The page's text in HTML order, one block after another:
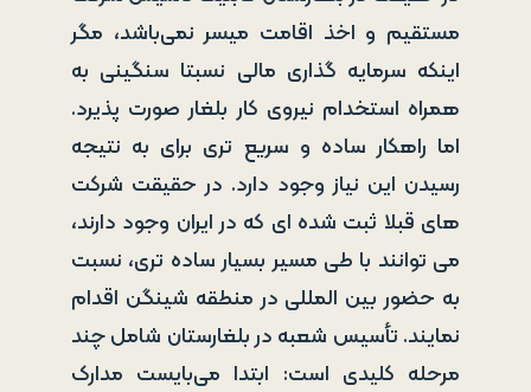
مستقیم و اخذ اقامت میسر نمی‌باشد، مگر
اینکه سرمایه گذاری مالی نسبتا سنگینی به
همراه استخدام نیروی کار بلغار صورت پذیرد.
اما راهکار ساده و سریع تری برای به نتیجه
رسیدن این نیاز وجود دارد. در حقیقت شرکت
های قبلا ثبت شده ای که در ایران وجود دارند،
می توانند با طی مسیر بسیار ساده تری، نسبت
به حضور بین المللی در منطقه شینگن اقدام
نمایند. تأسیس شعبه در بلغارستان شامل چند
مرحله کلیدی است: ابتدا می‌بایست مدارک